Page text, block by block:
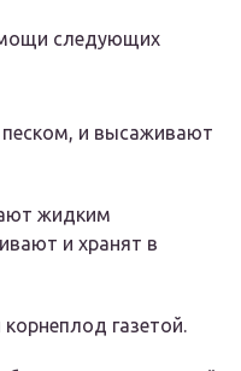
следующих
и высаживают
жидким
и хранят в
газетой.